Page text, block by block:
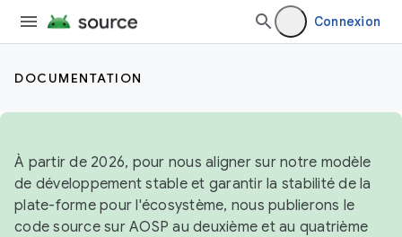
Connexion
DOCUMENTATION
À partir de 2026, pour nous aligner sur notre modèle
de développement stable et garantir la stabilité de la
plate-forme pour l'écosystème, nous publierons le
code source sur AOSP au deuxième et au quatrième